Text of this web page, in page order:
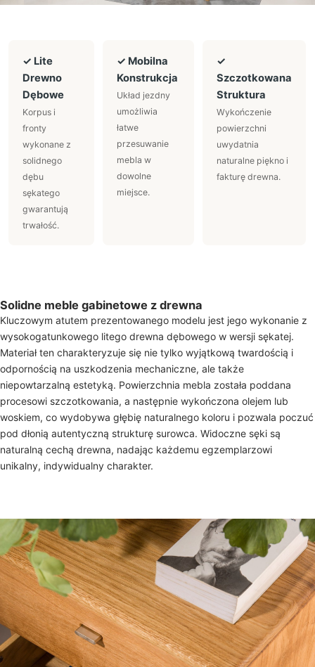
✓ Lite
Drewno
Dębowe
Korpus i
fronty
wykonane z
solidnego
dębu
sękatego
gwarantują
trwałość.
✓ Mobilna
Konstrukcja
Układ jezdny
umożliwia
łatwe
przesuwanie
mebla w
dowolne
miejsce.
✓
Szczotkowana
Struktura
Wykończenie
powierzchni
uwydatnia
naturalne piękno i
fakturę drewna.
Solidne meble gabinetowe z drewna
Kluczowym atutem prezentowanego modelu jest jego wykonanie z
wysokogatunkowego litego drewna dębowego w wersji sękatej.
Materiał ten charakteryzuje się nie tylko wyjątkową twardością i
odpornością na uszkodzenia mechaniczne, ale także
niepowtarzalną estetyką. Powierzchnia mebla została poddana
procesowi szczotkowania, a następnie wykończona olejem lub
woskiem, co wydobywa głębię naturalnego koloru i pozwala poczuć
pod dłonią autentyczną strukturę surowca. Widoczne sęki są
naturalną cechą drewna, nadając każdemu egzemplarzowi
unikalny, indywidualny charakter.